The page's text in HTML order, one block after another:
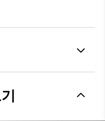
StratoFoam | Easy Clean